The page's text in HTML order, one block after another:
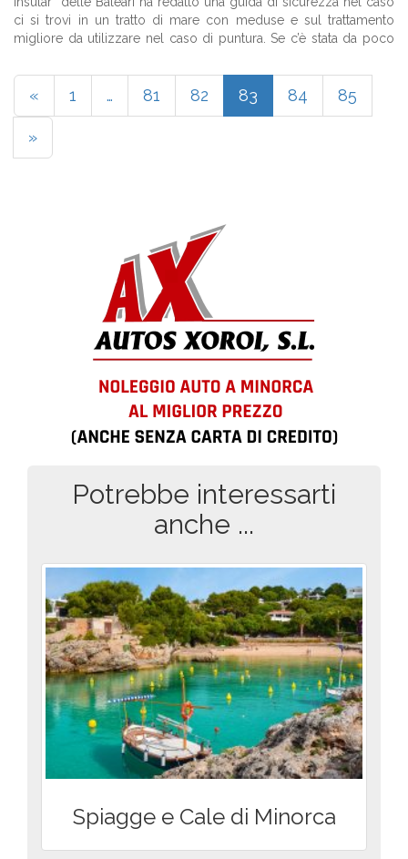
ci si trovi in un tratto di mare con meduse e sul trattamento
migliore da utilizzare nel caso di puntura. Se c’è stata da poco
« 1 … 81 82 83 84 85
»
Potrebbe interessarti
anche ...
Spiagge e Cale di Minorca